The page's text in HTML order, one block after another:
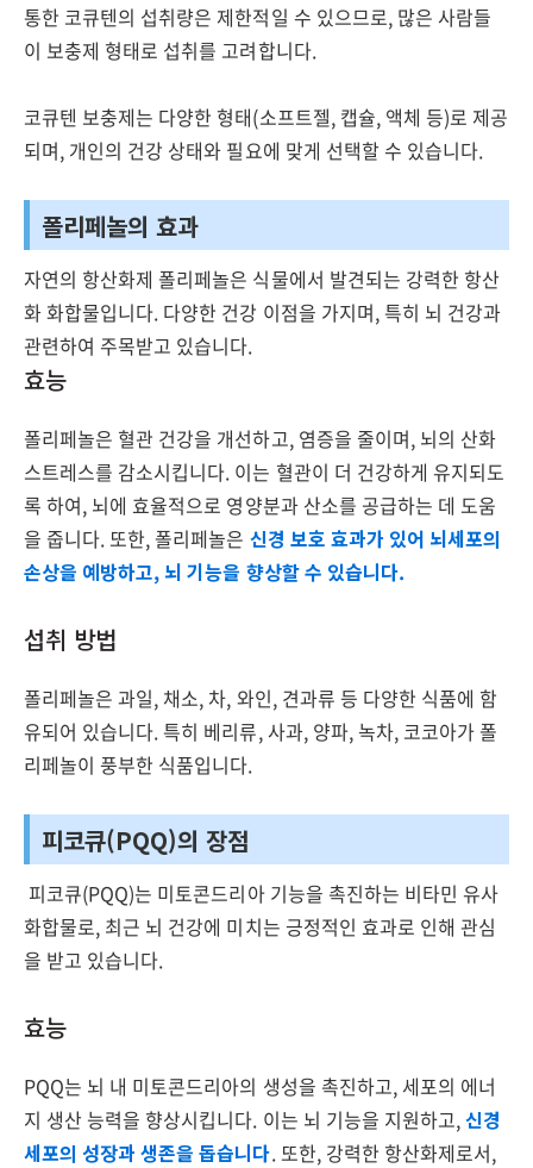
통한 코큐텐의 섭취량은 제한적일 수 있으므로, 많은 사람들
이 보충제 형태로 섭취를 고려합니다.
코큐텐 보충제는 다양한 형태(소프트젤, 캡슐, 액체 등)로 제공
되며, 개인의 건강 상태와 필요에 맞게 선택할 수 있습니다.
폴리페놀의 효과
자연의 항산화제 폴리페놀은 식물에서 발견되는 강력한 항산
화 화합물입니다. 다양한 건강 이점을 가지며, 특히 뇌 건강과
관련하여 주목받고 있습니다.
효능
폴리페놀은 혈관 건강을 개선하고, 염증을 줄이며, 뇌의 산화
스트레스를 감소시킵니다. 이는 혈관이 더 건강하게 유지되도
록 하여, 뇌에 효율적으로 영양분과 산소를 공급하는 데 도움
을 줍니다. 또한, 폴리페놀은 신경 보호 효과가 있어 뇌세포의
손상을 예방하고, 뇌 기능을 향상할 수 있습니다.
섭취 방법
폴리페놀은 과일, 채소, 차, 와인, 견과류 등 다양한 식품에 함
유되어 있습니다. 특히 베리류, 사과, 양파, 녹차, 코코아가 폴
리페놀이 풍부한 식품입니다.
피코큐(PQQ)의 장점
피코큐(PQQ)는 미토콘드리아 기능을 촉진하는 비타민 유사
화합물로, 최근 뇌 건강에 미치는 긍정적인 효과로 인해 관심
을 받고 있습니다.
효능
PQQ는 뇌 내 미토콘드리아의 생성을 촉진하고, 세포의 에너
지 생산 능력을 향상시킵니다. 이는 뇌 기능을 지원하고,신경
세포의 성장과 생존을 돕습니다. 또한, 강력한 항산화제로서,